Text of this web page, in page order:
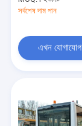
সর্বশেষ দাম পান
এখন যোগাযোগ